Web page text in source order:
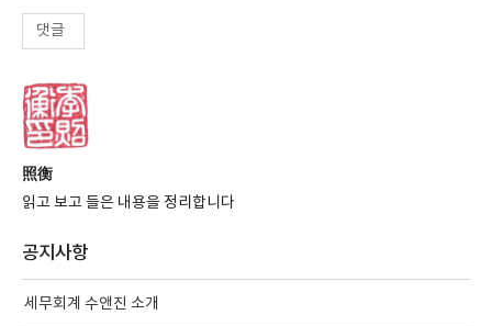
댓글
照衡
읽고 보고 들은 내용을 정리합니다
공지사항
세무회계 수앤진 소개